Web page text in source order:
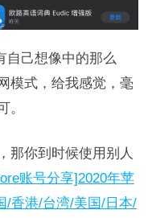
自己想像中的那么
模式，给我感觉，毫
。
那你到时候使用别人
账号分享]2020年苹
/香港/台湾/美国/日本/